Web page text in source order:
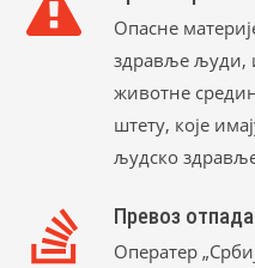
Опасне
здравље људи,
животне
штету, које
људско
Превоз отпада
Оператер